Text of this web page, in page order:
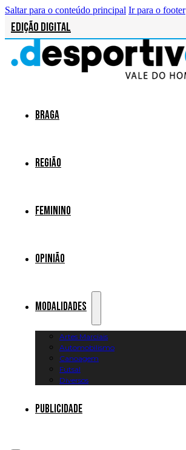
Saltar para o conteúdo principal Ir para o footer
Edição Digital
Braga
Região
Feminino
Opinião
Modalidades
Artes Marciais
Automobilismo
Canoagem
Futsal
Diversos
Publicidade